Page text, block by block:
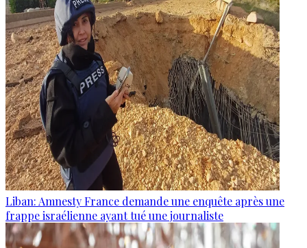
Liban: Amnesty France demande une enquête après une
frappe israélienne ayant tué une journaliste